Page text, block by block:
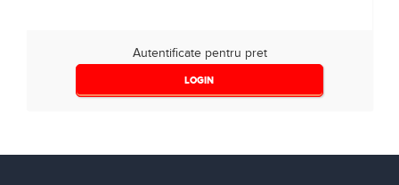
Autentificate pentru pret
LOGIN